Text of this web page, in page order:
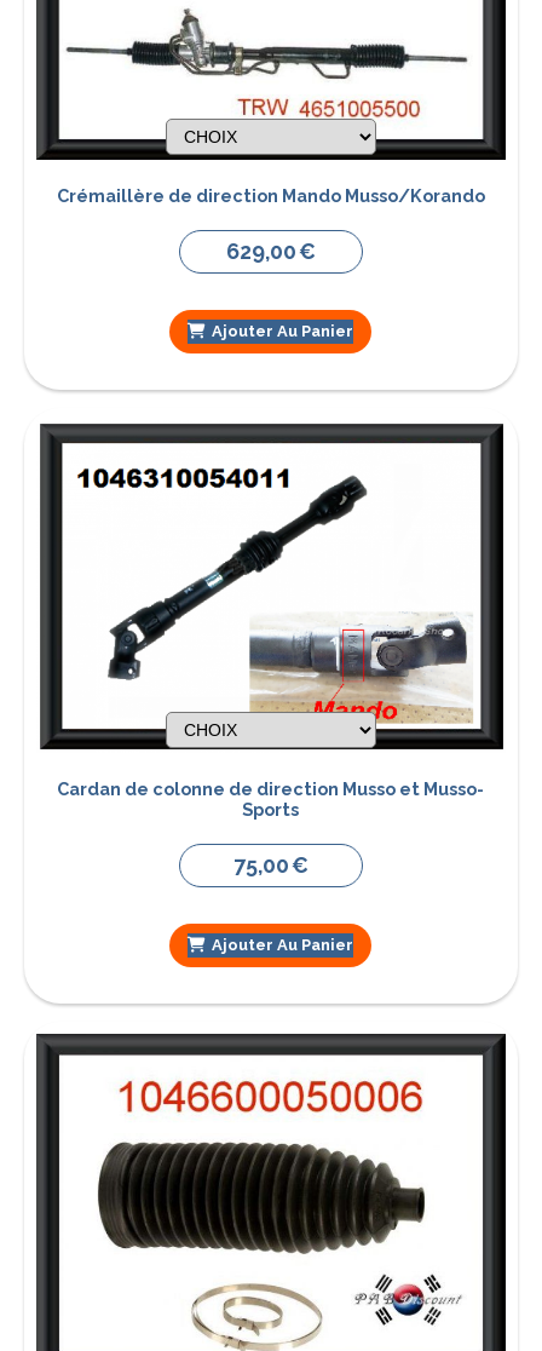
Crémaillère de direction Mando Musso/Korando
629,00€
Ajouter Au Panier
Cardan de colonne de direction Musso et Musso-
Sports
75,00€
Ajouter Au Panier